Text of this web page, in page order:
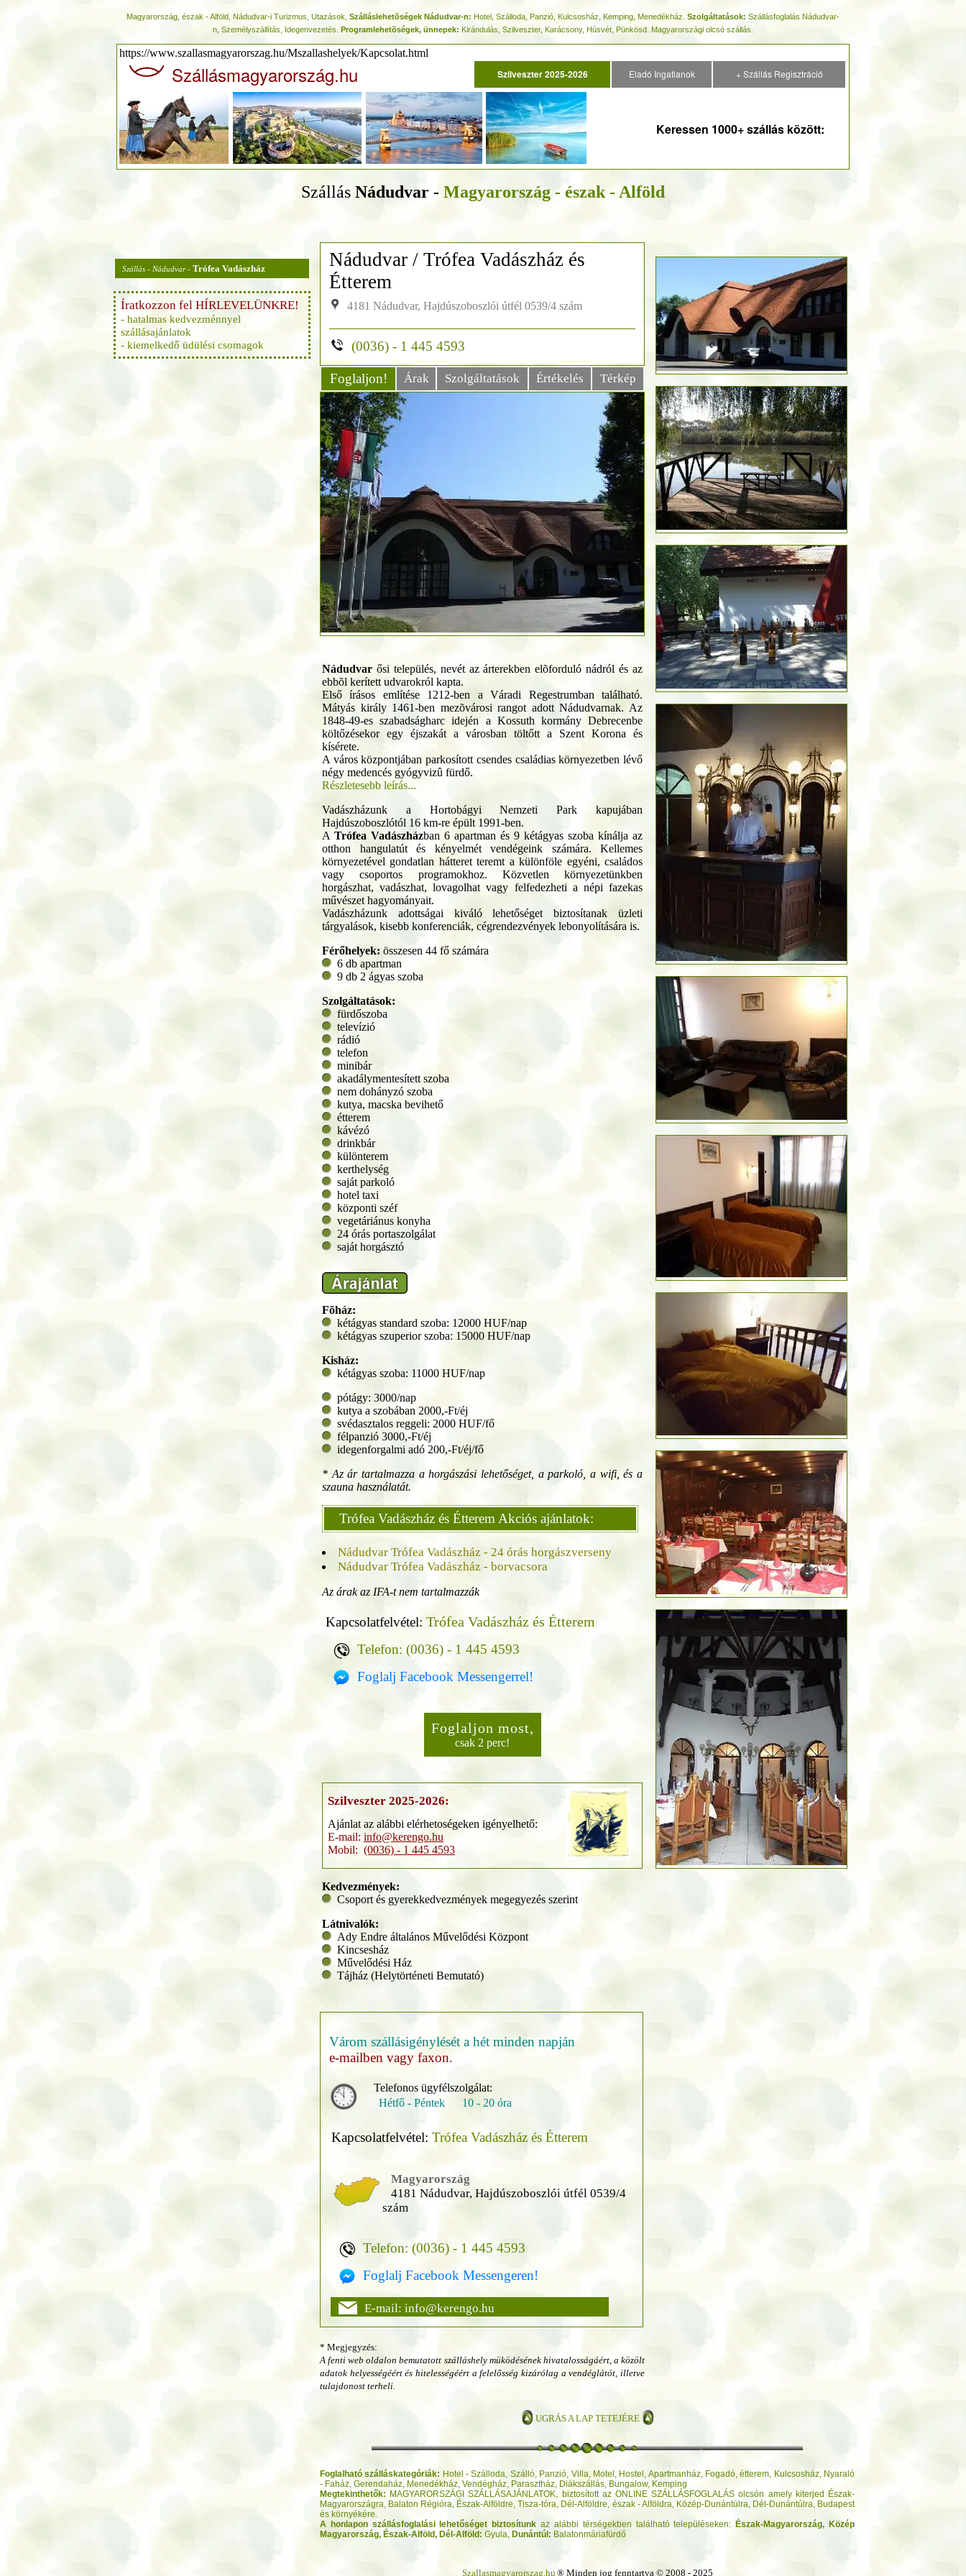
Magyarország, észak - Alföld, Nádudvar-i Turizmus, Utazások, Szálláslehetõségek Nádudvar-n: Hotel, Szálloda, Panzió, Kulcsosház, Kemping, Menedékház. Szolgáltatások: Szállásfoglalás Nádudvar-
n, Személyszállítás, Idegenvezetés. Programlehetõségek, ünnepek: Kirándulás, Szilveszter, Karácsony, Húsvét, Pünkösd. Magyarországi olcsó szállás.
https://www.szallasmagyarorszag.hu/Mszallashelyek/Kapcsolat.html
Szállásmagyarország.hu Szilveszter 2025-2026 Eladó Ingatlanok + Szállás Regisztráció
Keressen 1000+ szállás között:
Szállás Nádudvar - Magyarország - észak - Alföld
Szállás - Nádudvar - Trófea Vadászház
Íratkozzon fel HÍRLEVELÜNKRE!
- hatalmas kedvezménnyel
szállásajánlatok
- kiemelkedő üdülési csomagok
Nádudvar / Trófea Vadászház és
Étterem
4181 Nádudvar, Hajdúszoboszlói útfél 0539/4 szám
(0036) - 1 445 4593
Foglaljon! Árak Szolgáltatások Értékelés Térkép
Nádudvar ősi település, nevét az árterekben elõforduló nádról és az
ebbõl kerített udvarokról kapta.
Első írásos említése 1212-ben a Váradi Regestrumban található.
Mátyás király 1461-ben mezõvárosi rangot adott Nádudvarnak. Az
1848-49-es szabadságharc idején a Kossuth kormány Debrecenbe
költőzésekor egy éjszakát a városban töltőtt a Szent Korona és
kísérete.
A város központjában parkosított csendes családias környezetben lévő
négy medencés gyógyvizû fürdő.
Részletesebb leírás...
Vadászházunk a Hortobágyi Nemzeti Park kapujában
Hajdúszoboszlótól 16 km-re épült 1991-ben.
A Trófea Vadászházban 6 apartman és 9 kétágyas szoba kínálja az
otthon hangulatút és kényelmét vendégeink számára. Kellemes
környezetével gondatlan hátteret teremt a különföle egyéni, családos
vagy csoportos programokhoz. Közvetlen környezetünkben
horgászhat, vadászhat, lovagolhat vagy felfedezheti a népi fazekas
művészet hagyományait.
Vadászházunk adottságai kiváló lehetőséget biztosítanak üzleti
tárgyalások, kisebb konferenciák, cégrendezvények lebonyolítására is.
Férőhelyek: összesen 44 fő számára
6 db apartman
9 db 2 ágyas szoba
Szolgáltatások:
fürdőszoba
televízió
rádió
telefon
minibár
akadálymentesített szoba
nem dohányzó szoba
kutya, macska bevihető
étterem
kávézó
drinkbár
különterem
kerthelység
saját parkoló
hotel taxi
központi széf
vegetáriánus konyha
24 órás portaszolgálat
saját horgásztó
Fõház:
kétágyas standard szoba: 12000 HUF/nap
kétágyas szuperior szoba: 15000 HUF/nap
Kisház:
kétágyas szoba: 11000 HUF/nap
pótágy: 3000/nap
kutya a szobában 2000,-Ft/éj
svédasztalos reggeli: 2000 HUF/fő
félpanzió 3000,-Ft/éj
idegenforgalmi adó 200,-Ft/éj/fő
* Az ár tartalmazza a horgászási lehetőséget, a parkoló, a wifi, és a
szauna használatát.
Trófea Vadászház és Étterem Akciós ajánlatok:
Nádudvar Trófea Vadászház - 24 órás horgászverseny
Nádudvar Trófea Vadászház - borvacsora
Az árak az IFA-t nem tartalmazzák
Kapcsolatfelvétel: Trófea Vadászház és Étterem
Telefon: (0036) - 1 445 4593
Foglalj Facebook Messengerrel!
Foglaljon most,
csak 2 perc!
Szilveszter 2025-2026:
Ajánlat az alábbi elérhetoségeken igényelhető:
E-mail: info@kerengo.hu
Mobil: (0036) - 1 445 4593
Kedvezmények:
Csoport és gyerekkedvezmények megegyezés szerint
Látnivalók:
Ady Endre általános Művelődési Központ
Kincsesház
Művelődési Ház
Tájház (Helytörténeti Bemutató)
Várom szállásigénylését a hét minden napján
e-mailben vagy faxon.
Telefonos ügyfélszolgálat:
Hétfő - Péntek 10 - 20 óra
Kapcsolatfelvétel: Trófea Vadászház és Étterem
Magyarország
4181 Nádudvar, Hajdúszoboszlói útfél 0539/4
szám
Telefon: (0036) - 1 445 4593
Foglalj Facebook Messengeren!
E-mail: info@kerengo.hu
* Megjegyzés:
A fenti web oldalon bemutatott szálláshely müködésének hivatalosságáért, a közölt
adatok helyességéért és hitelességéért a felelősség kizárólag a vendéglátót, illetve
tulajdonost terheli.
UGRÁS A LAP TETEJÉRE
Foglalható szálláskategóriák: Hotel - Szálloda, Szálló, Panzió, Villa, Motel, Hostel, Apartmanház, Fogadó, étterem, Kulcsosház, Nyaraló
- Faház, Gerendaház, Menedékház, Vendégház, Parasztház, Diákszállás, Bungalow, Kemping
Megtekinthetők: MAGYARORSZÁGI SZÁLLÁSAJÁNLATOK, biztosított az ONLINE SZÁLLÁSFOGLALÁS olcsón amely kiterjed Észak-
Magyarországra, Balaton Régióra, Észak-Alföldre, Tisza-tóra, Dél-Alföldre, észak - Alföldra, Közép-Dunántúlra, Dél-Dunántúlra, Budapest
és környékére.
A honlapon szállásfoglalási lehetőséget biztosítunk az alábbi térségekben található településeken: Észak-Magyarország, Közép
Magyarország, Észak-Alföld, Dél-Alföld: Gyula, Dunántúl: Balatonmáriafürdő
Szallasmagyarorszag.hu® Minden jog fenntartva © 2008 - 2025